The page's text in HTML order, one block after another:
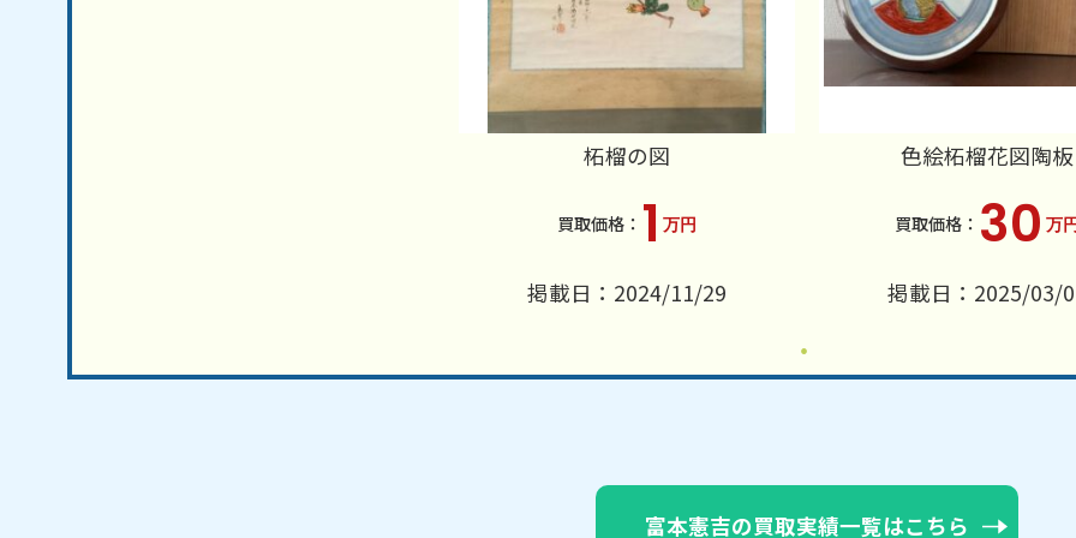
柘榴の図
1 万円
掲載日：2024/11/29
色絵柘榴花図陶板
30 万
掲載日：2025/03/
富本憲吉の買取実績一覧はこちら